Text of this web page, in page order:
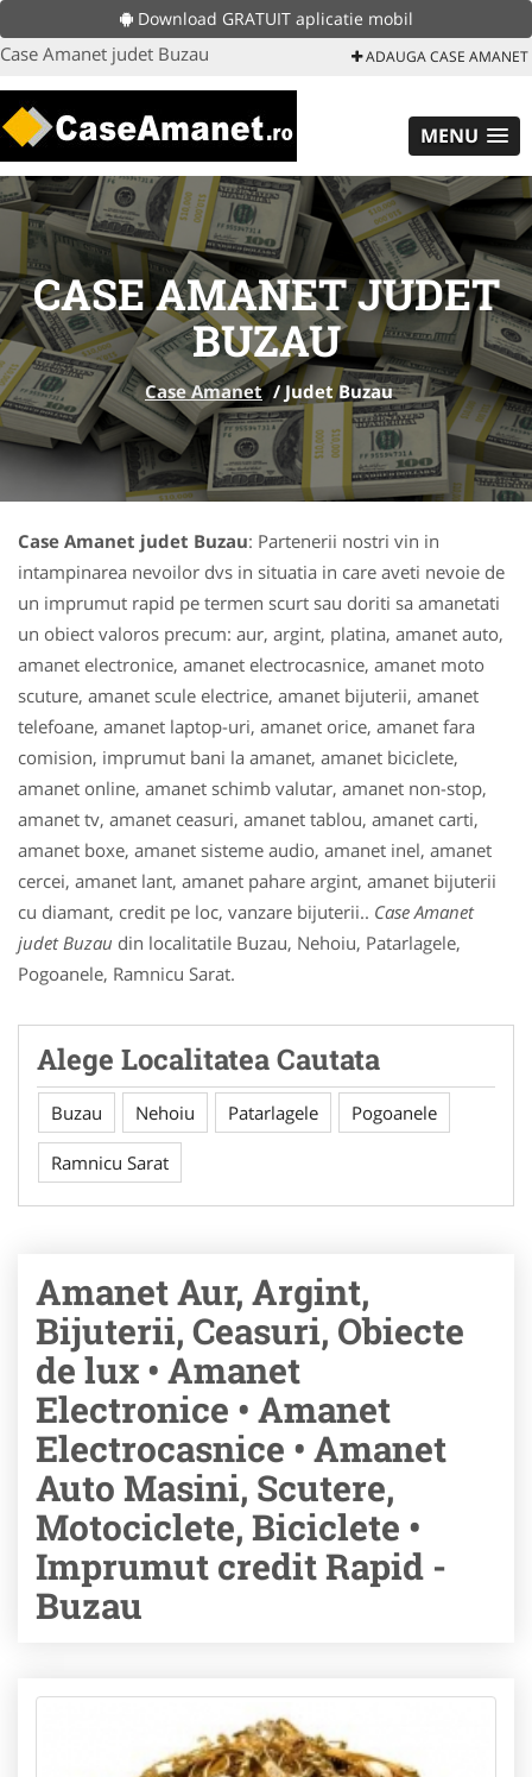
Download GRATUIT aplicatie mobil
Case Amanet judet Buzau ADAUGA CASE AMANET
MENU
CASE AMANET JUDET
BUZAU
Case Amanet /Judet Buzau
Case Amanet judet Buzau: Partenerii nostri vin in
intampinarea nevoilor dvs in situatia in care aveti nevoie de
un imprumut rapid pe termen scurt sau doriti sa amanetati
un obiect valoros precum: aur, argint, platina, amanet auto,
amanet electronice, amanet electrocasnice, amanet moto
scuture, amanet scule electrice, amanet bijuterii, amanet
telefoane, amanet laptop-uri, amanet orice, amanet fara
comision, imprumut bani la amanet, amanet biciclete,
amanet online, amanet schimb valutar, amanet non-stop,
amanet tv, amanet ceasuri, amanet tablou, amanet carti,
amanet boxe, amanet sisteme audio, amanet inel, amanet
cercei, amanet lant, amanet pahare argint, amanet bijuterii
cu diamant, credit pe loc, vanzare bijuterii.. Case Amanet
judet Buzau din localitatile Buzau, Nehoiu, Patarlagele,
Pogoanele, Ramnicu Sarat.
Alege Localitatea Cautata
Buzau Nehoiu Patarlagele Pogoanele
Ramnicu Sarat
Amanet Aur, Argint,
Bijuterii, Ceasuri, Obiecte
de lux • Amanet
Electronice • Amanet
Electrocasnice • Amanet
Auto Masini, Scutere,
Motociclete, Biciclete •
Imprumut credit Rapid -
Buzau